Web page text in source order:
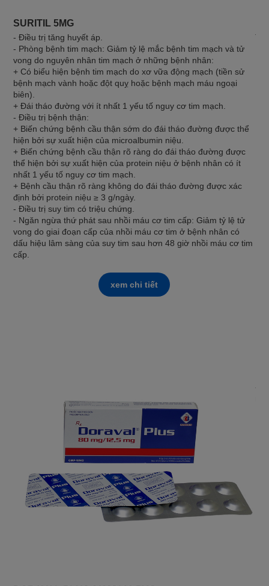
SURITIL 5MG
- Điều trị tăng huyết áp.
- Phòng bệnh tim mạch: Giảm tỷ lệ mắc bệnh tim mạch và tử
vong do nguyên nhân tim mạch ở những bệnh nhân:
+ Có biểu hiện bệnh tim mạch do xơ vữa động mạch (tiền sử
bệnh mạch vành hoặc đột quỵ hoặc bệnh mạch máu ngoại
biên).
+ Đái tháo đường với ít nhất 1 yếu tố nguy cơ tim mạch.
- Điều trị bệnh thận:
+ Biến chứng bệnh cầu thận sớm do đái tháo đường được thể
hiện bởi sự xuất hiện của microalbumin niệu.
+ Biến chứng bệnh cầu thận rõ ràng do đái tháo đường được
thể hiện bởi sự xuất hiện của protein niệu ở bệnh nhân có ít
nhất 1 yếu tố nguy cơ tim mạch.
+ Bệnh cầu thận rõ ràng không do đái tháo đường được xác
định bởi protein niệu ≥ 3 g/ngày.
- Điều trị suy tim có triệu chứng.
- Ngăn ngừa thứ phát sau nhồi máu cơ tim cấp: Giảm tỷ lệ tử
vong do giai đoạn cấp của nhồi máu cơ tim ở bệnh nhân có
dấu hiệu lâm sàng của suy tim sau hơn 48 giờ nhồi máu cơ tim
cấp.
xem chi tiết
-